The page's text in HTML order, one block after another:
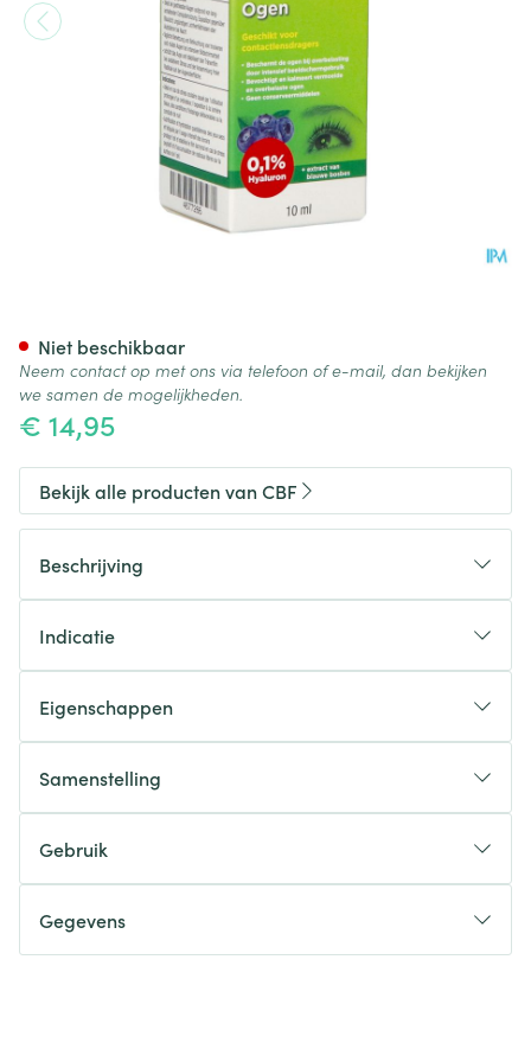
€ 14,95
Niet beschikbaar
Neem contact op met ons via telefoon of e-mail, dan bekijken
we samen de mogelijkheden.
Bekijk alle producten van CBF
Beschrijving
Indicatie
Eigenschappen
Samenstelling
Gebruik
Gegevens